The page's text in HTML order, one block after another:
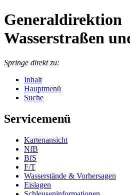
Generaldirektion
Wasserstraßen
Springe direkt zu:
Inhalt
Hauptmenü
Suche
Servicemenü
Kartenansicht
NfB
BfS
F/T
Wasserstände & Vorhersagen
Eislagen